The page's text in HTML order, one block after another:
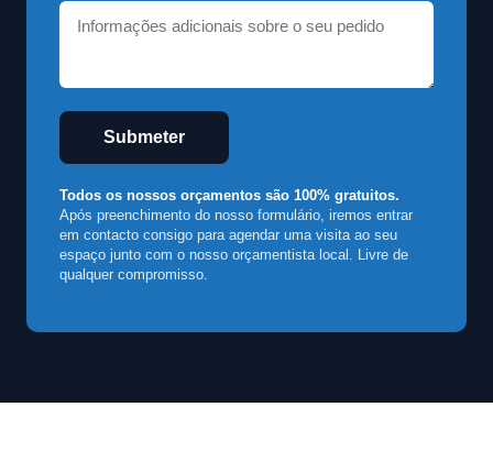
Submeter
Todos os nossos orçamentos são 100% gratuitos.
Após preenchimento do nosso formulário, iremos entrar
em contacto consigo para agendar uma visita ao seu
espaço junto com o nosso orçamentista local. Livre de
qualquer compromisso.